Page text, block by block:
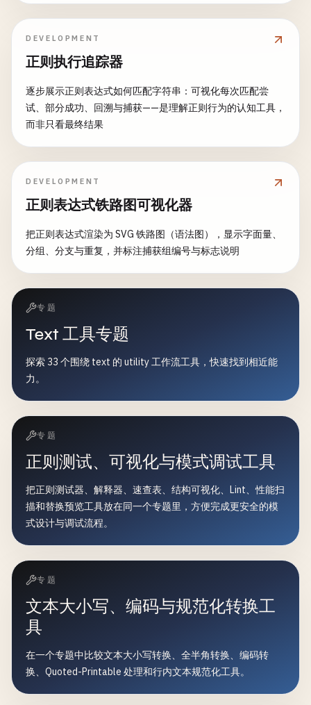
DEVELOPMENT
正则执行追踪器
逐步展示正则表达式如何匹配字符串：可视化每次匹配尝
试、部分成功、回溯与捕获——是理解正则行为的认知工具，
而非只看最终结果
DEVELOPMENT
正则表达式铁路图可视化器
把正则表达式渲染为 SVG 铁路图（语法图），显示字面量、
分组、分支与重复，并标注捕获组编号与标志说明
专题
Text 工具专题
探索 33 个围绕 text 的 utility 工作流工具，快速找到相近能
力。
专题
正则测试、可视化与模式调试工具
把正则测试器、解释器、速查表、结构可视化、Lint、性能扫
描和替换预览工具放在同一个专题里，方便完成更安全的模
式设计与调试流程。
专题
文本大小写、编码与规范化转换工
具
在一个专题中比较文本大小写转换、全半角转换、编码转
换、Quoted-Printable 处理和行内文本规范化工具。